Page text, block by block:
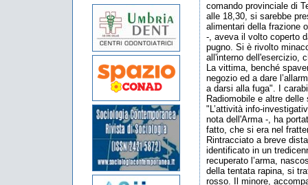
comando provinciale di
alle 18,30, si sarebbe
alimentari della frazione
-, aveva il volto coperto
pugno. Si è rivolto
all'interno dell'esercizio,
La vittima, benché
negozio ed a dare
a darsi alla fuga". I
Radiomobile e altre
"L’attività info-
nota dell'Arma -, ha
fatto, che si era nel
Rintracciato a breve
identificato in un
recuperato l’arma,
della tentata rapina, si
rosso. Il minore,